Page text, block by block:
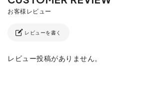
レビューを書く
レビュー投稿がありません。